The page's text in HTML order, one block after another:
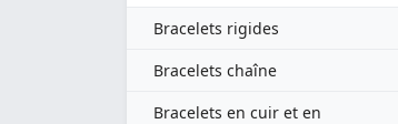
Bracelets rigides
Bracelets chaîne
Bracelets en cuir et en